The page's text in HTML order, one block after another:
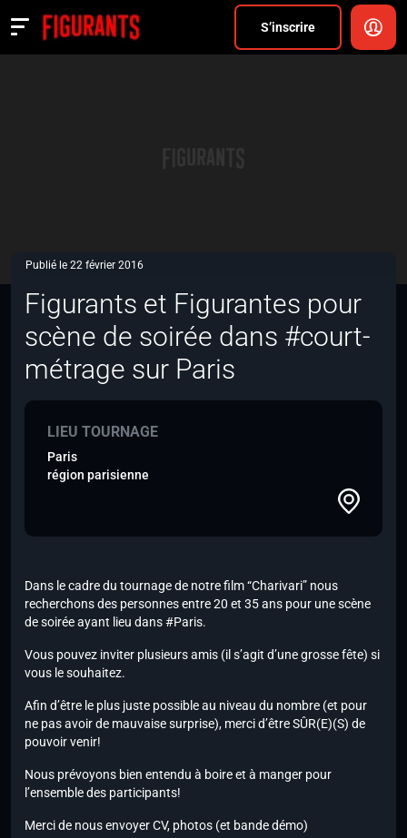
S’inscrire
Actualités
Publié le 22 février 2016
Figurants et Figurantes pour
scène de soirée dans #court-
métrage sur Paris
LIEU TOURNAGE
Paris
région parisienne
Dans le cadre du tournage de notre film “Charivari” nous
recherchons des personnes entre 20 et 35 ans pour une scène
de soirée ayant lieu dans #Paris.
Vous pouvez inviter plusieurs amis (il s’agit d’une grosse fête) si
vous le souhaitez.
Afin d’être le plus juste possible au niveau du nombre (et pour
ne pas avoir de mauvaise surprise), merci d’être SÛR(E)(S) de
pouvoir venir!
Nous prévoyons bien entendu à boire et à manger pour
l’ensemble des participants!
Merci de nous envoyer CV, photos (et bande démo)